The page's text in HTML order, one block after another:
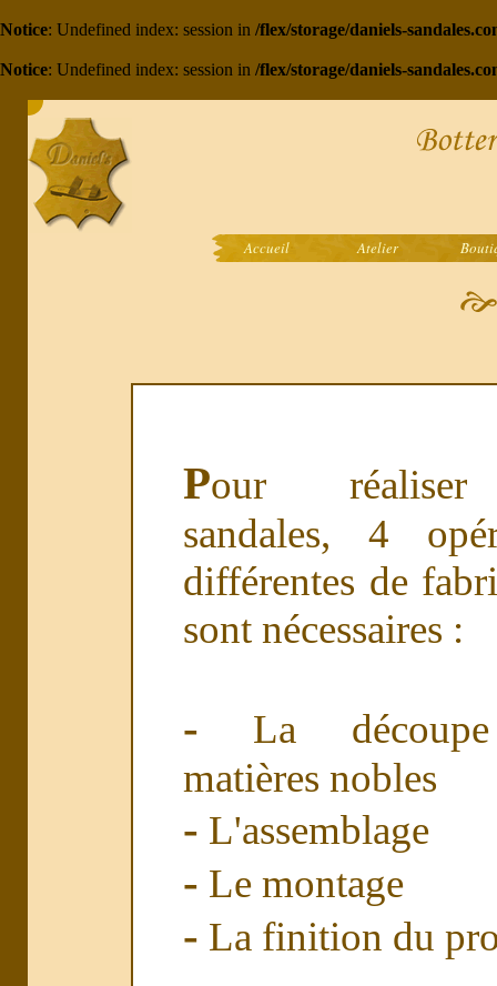
Notice: Undefined index: session in /flex/storage/daniels-
Notice: Undefined index: session in /flex/storage/daniels-
Accueil Atelier
Pour
sandales, 4
différentes de
sont nécessaires :
- La
matières nobles
- L'assemblage
- Le montage
- La finition du